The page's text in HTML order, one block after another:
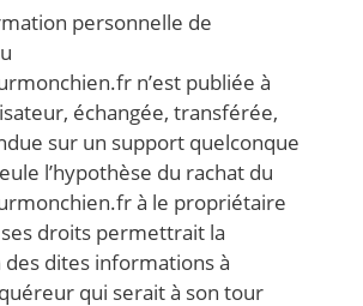
personnelle de
n’est publiée à
échangée, transférée,
sur un support quelconque
l’hypothèse du rachat du
à le propriétaire
droits permettrait la
dites informations à
qui serait à son tour